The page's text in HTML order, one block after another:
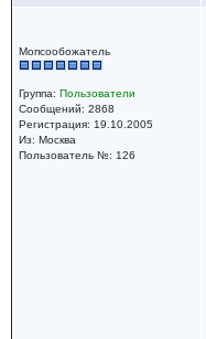
Мопсообожатель
Группа: Пользователи
Сообщений: 2868
Регистрация: 19.10.2005
Из: Москва
Пользователь №: 126